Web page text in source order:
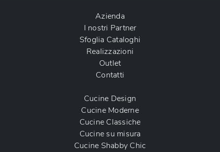
Azienda
I nostri Partner
Sfoglia Cataloghi
Realizzazioni
Outlet
Contatti
Cucine Design
Cucine Moderne
Cucine Classiche
Cucine su misura
Cucine Shabby Chic